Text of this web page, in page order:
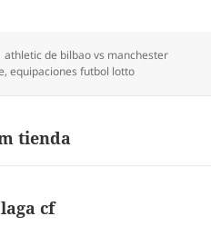
Etiquetas
athletic de bilbao vs manchester
,equipaciones futbol lotto
tienda
cf